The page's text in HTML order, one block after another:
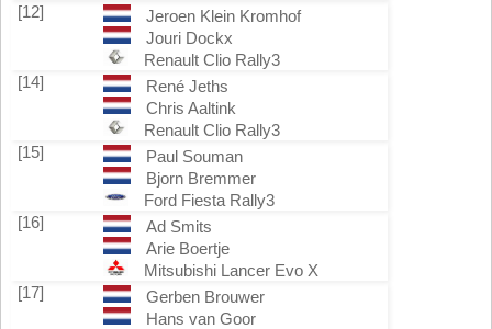
[12]
Jeroen Klein Kromhof
Jouri Dockx
Renault Clio Rally3
[14]
René Jeths
Chris Aaltink
Renault Clio Rally3
[15]
Paul Souman
Bjorn Bremmer
Ford Fiesta Rally3
[16]
Ad Smits
Arie Boertje
Mitsubishi Lancer Evo X
[17]
Gerben Brouwer
Hans van Goor